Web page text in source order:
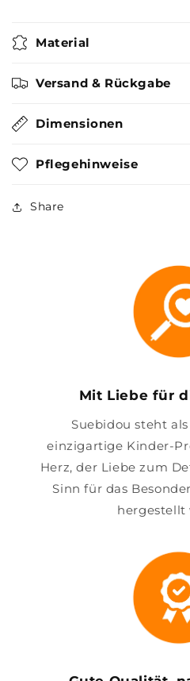
Material
Versand & Rückgabe
Dimensionen
Pflegehinweise
Share
Mit Liebe für
Suebidou steht
einzigartige Kinder-
Herz, der Liebe zum
Sinn für das
hergestellt